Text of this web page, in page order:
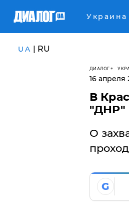
Украина
UA | RU
ДИАЛОГ
16 апреля
В
"ДНР"
О
G